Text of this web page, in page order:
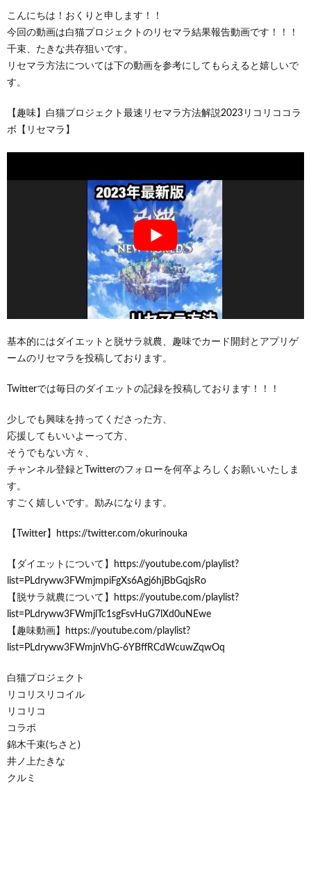
こんにちは！おくりと申します！！
今回の動画は白猫プロジェクトのリセマラ結果報告動画です！！！
千束、たきな共存狙いです。
リセマラ方法については下の動画を参考にしてもらえると嬉しいで
す。
【趣味】白猫プロジェクト最速リセマラ方法解説2023リコリココラ
ボ【リセマラ】
基本的にはダイエットと脱サラ就農、趣味でカード開封とアプリゲ
ームのリセマラを投稿しております。
Twitterでは毎日のダイエットの記録を投稿しております！！！
少しでも興味を持ってくださった方、
応援してもいいよーって方、
そうでもない方々、
チャンネル登録とTwitterのフォローを何卒よろしくお願いいたしま
す。
すごく嬉しいです。励みになります。
【Twitter】https://twitter.com/okurinouka
【ダイエットについて】https://youtube.com/playlist?
list=PLdryww3FWmjmpiFgXs6Agj6hjBbGqjsRo
【脱サラ就農について】https://youtube.com/playlist?
list=PLdryww3FWmjlTc1sgFsvHuG7lXd0uNEwe
【趣味動画】https://youtube.com/playlist?
list=PLdryww3FWmjnVhG-6YBffRCdWcuwZqwOq
白猫プロジェクト
リコリスリコイル
リコリコ
コラボ
錦木千束(ちさと)
井ノ上たきな
クルミ